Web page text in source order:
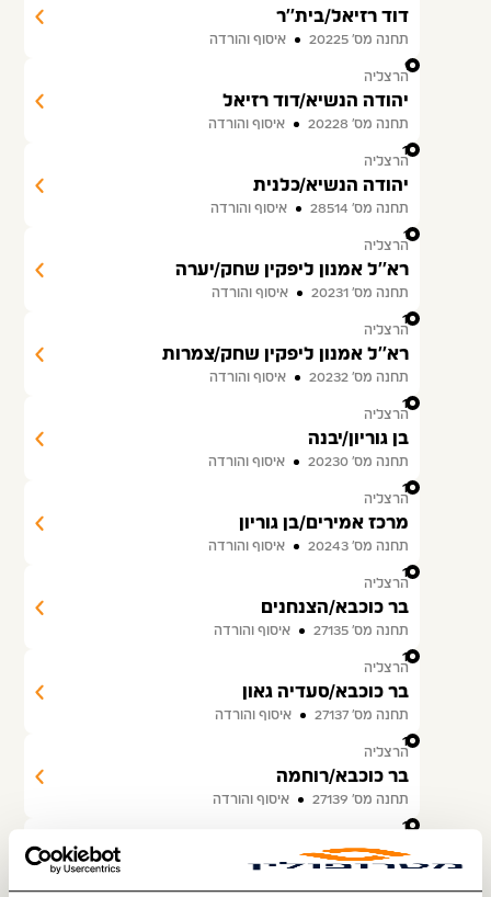
דוד רזיאל/בית''ר
תחנה מס׳ 20225 איסוף והורדה
9
הרצליה
יהודה הנשיא/דוד רזיאל
תחנה מס׳ 20228 איסוף והורדה
10
הרצליה
יהודה הנשיא/כלנית
תחנה מס׳ 28514 איסוף והורדה
11
הרצליה
רא''ל אמנון ליפקין שחק/יערה
תחנה מס׳ 20231 איסוף והורדה
12
הרצליה
רא''ל אמנון ליפקין שחק/צמרות
תחנה מס׳ 20232 איסוף והורדה
13
הרצליה
בן גוריון/יבנה
תחנה מס׳ 20230 איסוף והורדה
14
הרצליה
מרכז אמירים/בן גוריון
תחנה מס׳ 20243 איסוף והורדה
15
הרצליה
בר כוכבא/הצנחנים
תחנה מס׳ 27135 איסוף והורדה
16
הרצליה
בר כוכבא/סעדיה גאון
תחנה מס׳ 27137 איסוף והורדה
17
הרצליה
בר כוכבא/רוחמה
תחנה מס׳ 27139 איסוף והורדה
18
בר כוכבא/התבור